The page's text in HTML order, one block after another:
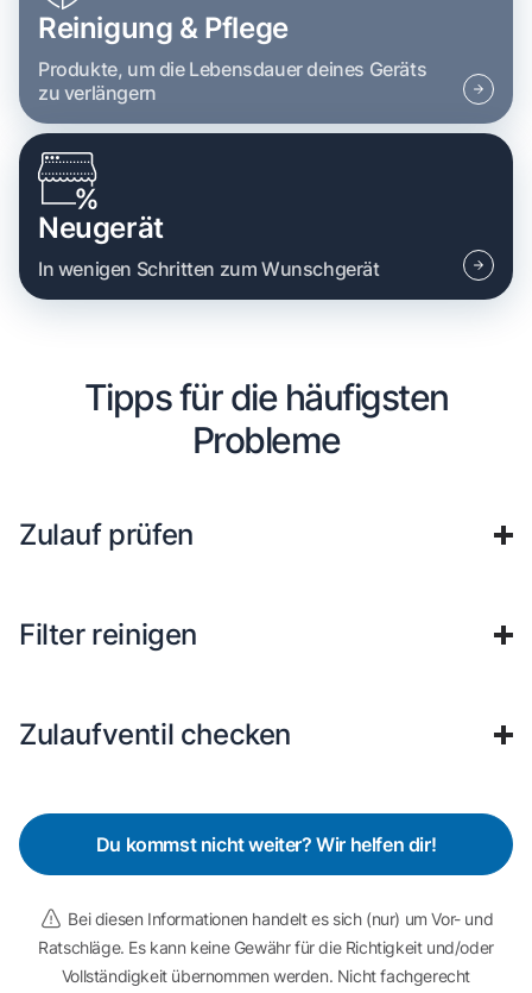
Reinigung & Pflege
Produkte, um die Lebensdauer deines Geräts
zu verlängern
Neugerät
In wenigen Schritten zum Wunschgerät
Tipps für die häufigsten
Probleme
Zulauf prüfen
Filter reinigen
Zulaufventil checken
Du kommst nicht weiter? Wir helfen dir!
Bei diesen Informationen handelt es sich (nur) um Vor- und
Ratschläge. Es kann keine Gewähr für die Richtigkeit und/oder
Vollständigkeit übernommen werden. Nicht fachgerecht